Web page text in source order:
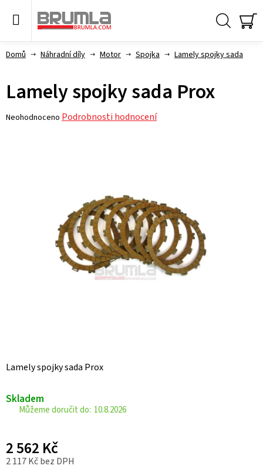
Domů Náhradní díly Motor Spojka Lamely spojky sada
Lamely spojky sada Prox
Skladem
10.8.2026
2 562 Kč
2 117 Kč bez DPH
Lamely spojky sada Prox
Průměrné
Neohodnoceno Podrobnosti hodnocení